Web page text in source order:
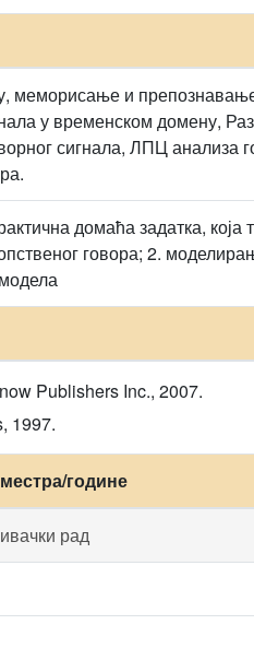
меморисање и
у временском домену,
сигнала, ЛПЦ анализа
домаћа задатка,
говора; 2.
Publishers Inc., 2007.
1997.
године
рад